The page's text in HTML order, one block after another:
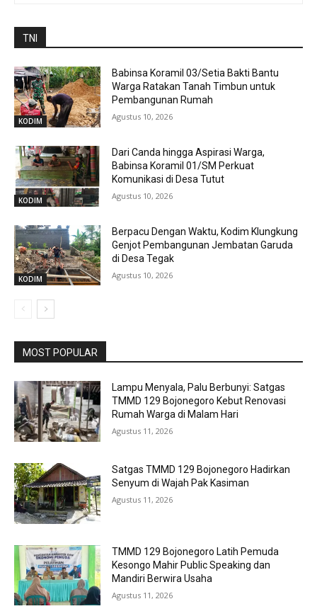
TNI
KODIM
Babinsa Koramil 03/Setia Bakti Bantu
Warga Ratakan Tanah Timbun untuk
Pembangunan Rumah
Agustus 10, 2026
KODIM
Dari Canda hingga Aspirasi Warga,
Babinsa Koramil 01/SM Perkuat
Komunikasi di Desa Tutut
Agustus 10, 2026
KODIM
Berpacu Dengan Waktu, Kodim Klungkung
Genjot Pembangunan Jembatan Garuda
di Desa Tegak
Agustus 10, 2026
MOST POPULAR
Lampu Menyala, Palu Berbunyi: Satgas
TMMD 129 Bojonegoro Kebut Renovasi
Rumah Warga di Malam Hari
Agustus 11, 2026
Satgas TMMD 129 Bojonegoro Hadirkan
Senyum di Wajah Pak Kasiman
Agustus 11, 2026
TMMD 129 Bojonegoro Latih Pemuda
Kesongo Mahir Public Speaking dan
Mandiri Berwira Usaha
Agustus 11, 2026